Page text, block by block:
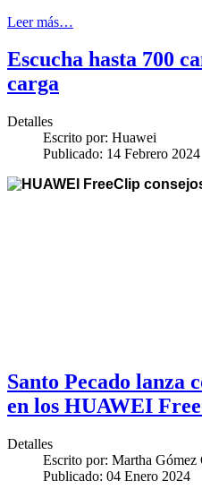
Leer más…
Escucha hasta 700
carga
Detalles
Escrito por: Huawei
Publicado: 14 Febrero 2024
Santo Pecado lanza
en los HUAWEI
Detalles
Escrito por: Martha Gómez
Publicado: 04 Enero 2024